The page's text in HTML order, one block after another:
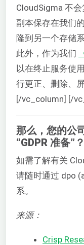
CloudSigma 不
副本保存在我们
隆到另一个存储系
此外，作为我们
以在终止服务使
行更正、删除、
[/vc_column] [/
那么，您的公
“GDPR 准备”？
如需了解有关
请随时通过 dpo
系。
来源：
Crisp